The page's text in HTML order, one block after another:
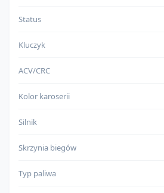
Status
Kluczyk
ACV/CRC
Kolor karoserii
Silnik
Skrzynia biegów
Typ paliwa